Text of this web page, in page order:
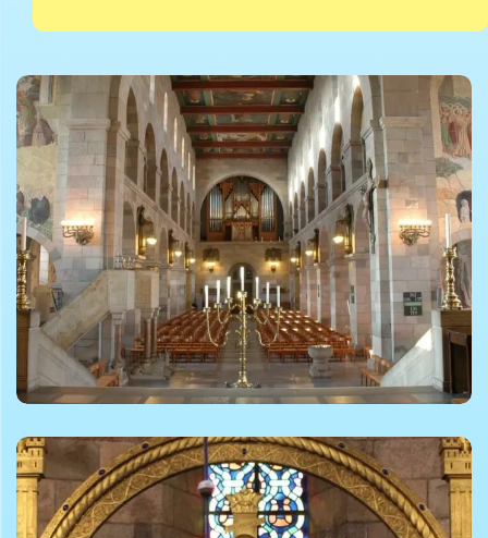
©Foto af Magnus Brandstrup